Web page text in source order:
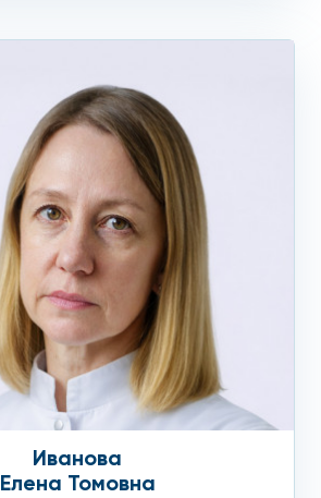
Иванова
Елена Томовна